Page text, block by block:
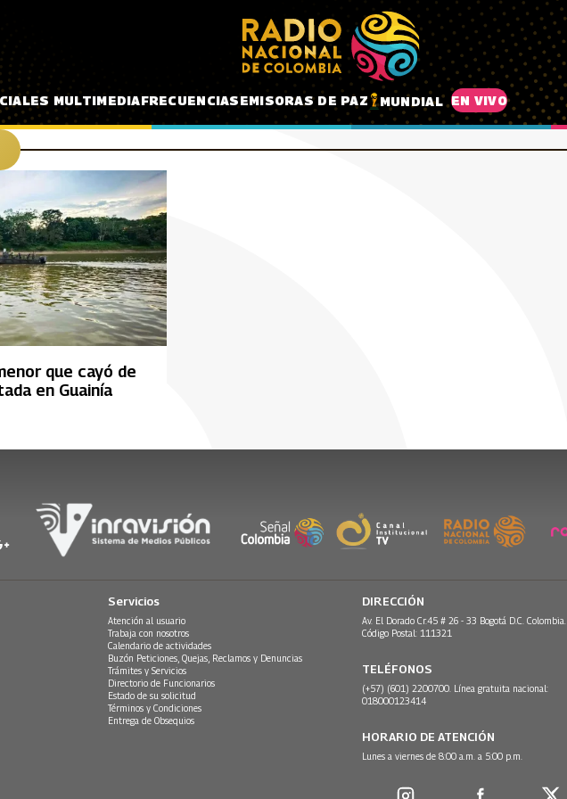
MULTIMEDIAFRECUENCIASEMISORAS DE PAZ MUNDIAL EN VIVO
que cayó de
en Guainía
Servicios
Atención al usuario
Trabaja con nosotros
Calendario de actividades
Buzón Peticiones, Quejas, Reclamos y Denuncias
Trámites y Servicios
Directorio de Funcionarios
Estado de su solicitud
Términos y Condiciones
Entrega de Obsequios
DIRECCIÓN
Av. El Dorado Cr.45 # 26 - 33 Bogotá D.C. Colombia.
Código Postal: 111321
TELÉFONOS
(+57) (601) 2200700. Línea gratuita nacional:
018000123414
HORARIO DE ATENCIÓN
Lunes a viernes de 8:00 a.m. a 5:00 p.m.